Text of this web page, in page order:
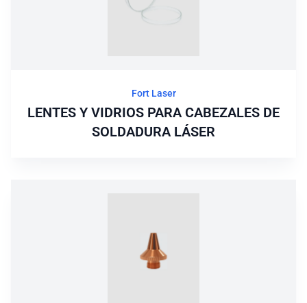
Fort Laser
LENTES Y VIDRIOS PARA CABEZALES DE
SOLDADURA LÁSER